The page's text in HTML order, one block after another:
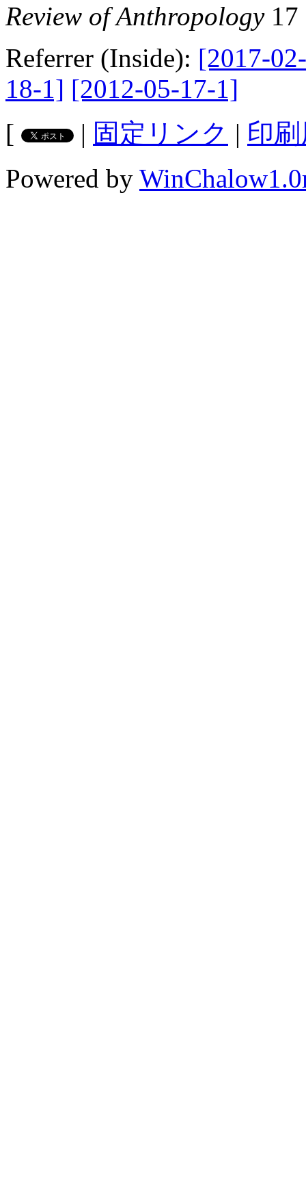
Review of Anthropology17
Referrer (Inside): [2017-
18-1] [2012-05-17-1]
[
| 固定リンク | 印
Powered by